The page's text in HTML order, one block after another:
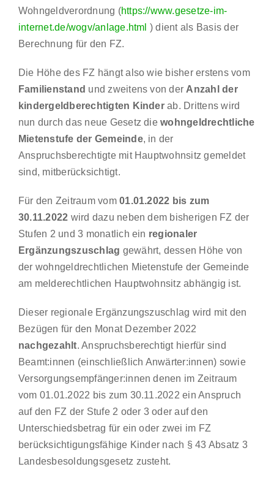
Wohngeldverordnung (https://www.gesetze-im-
internet.de/wogv/anlage.html ) dient als Basis der
Berechnung für den FZ.
Die Höhe des FZ hängt also wie bisher erstens vom
Familienstand und zweitens von der Anzahl der
kindergeldberechtigten Kinderab. Drittens wird
nun durch das neue Gesetz diewohngeldrechtliche
Mietenstufe der Gemeinde, in der
Anspruchsberechtigte mit Hauptwohnsitz gemeldet
sind, mitberücksichtigt.
Für den Zeitraum vom01.01.2022 bis zum
30.11.2022 wird dazu neben dem bisherigen FZ der
Stufen 2 und 3 monatlich ein regionaler
Ergänzungszuschlag gewährt, dessen Höhe von
der wohngeldrechtlichen Mietenstufe der Gemeinde
am melderechtlichen Hauptwohnsitz abhängig ist.
Dieser regionale Ergänzungszuschlag wird mit den
Bezügen für den Monat Dezember 2022
nachgezahlt. Anspruchsberechtigt hierfür sind
Beamt:innen (einschließlich Anwärter:innen) sowie
Versorgungsempfänger:innen denen im Zeitraum
vom 01.01.2022 bis zum 30.11.2022 ein Anspruch
auf den FZ der Stufe 2 oder 3 oder auf den
Unterschiedsbetrag für ein oder zwei im FZ
berücksichtigungsfähige Kinder nach § 43 Absatz 3
Landesbesoldungsgesetz zusteht.